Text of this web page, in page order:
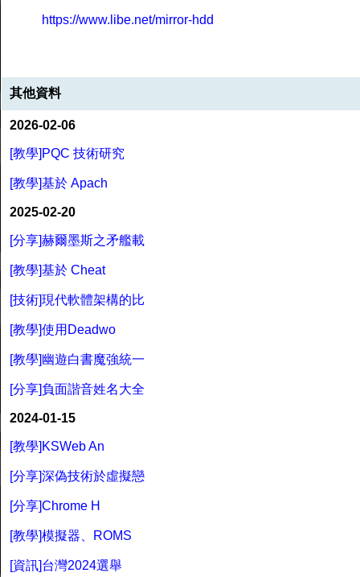
https://www.libe.net/mirror-hdd
其他資料
2026-02-06
[教學]PQC 技術研究
[教學]基於 Apach
2025-02-20
[分享]赫爾墨斯之矛艦載
[教學]基於 Cheat
[技術]現代軟體架構的比
[教學]使用Deadwo
[教學]幽遊白書魔強統一
[分享]負面諧音姓名大全
2024-01-15
[教學]KSWeb An
[分享]深偽技術於虛擬戀
[分享]Chrome H
[教學]模擬器、ROMS
[資訊]台灣2024選舉